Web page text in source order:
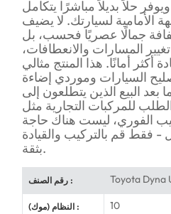
حلاً بديلاً مباشرًا يتكامل
الأمامية لسيارتك. لا يضيف
جمالًا عصريًا فحسب، بل
تغيير المسارات والانعطافات،
أكثر أمانًا. هذا المنتج مثالي
السيارات وموردي إضاءة
البيع الذين يتطلعون إلى
للمركبات التجارية مثل
الفوري، ليست هناك حاجة
- فقط قم بالتركيب والقيادة
بثقة.
رقم الصنف : Toyota Dyna
النظام (موك) : 10